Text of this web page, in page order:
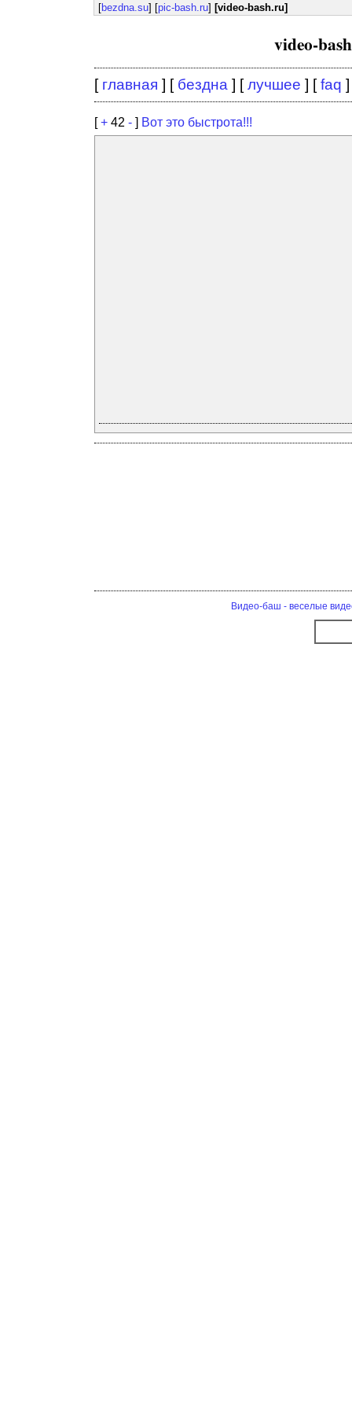
[bezdna.su] [pic-bash.ru] [video-bash.ru]
video-
[ главная ] [ бездна ] [лучшее ] [faq ]
[+ 42 - ] Вот это быстрота!!!
Видео-баш - веселые